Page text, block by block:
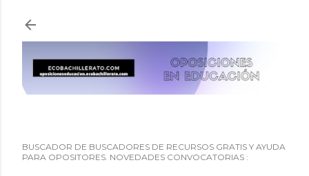
BUSCADOR DE BUSCADORES DE RECURSOS GRATIS Y AYUDA
PARA OPOSITORES. NOVEDADES CONVOCATORIAS :